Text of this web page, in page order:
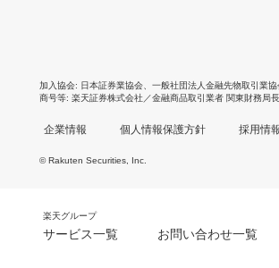
加入協会 日本証券業協会 一般社団法人金融先物取引業協
商号等 楽天証券株式会社／金融商品取引業者 関東財務局
企業情報 個人情報保護方針 採用情
© Rakuten Securities, Inc.
楽天グループ
サービス一覧 お問い合わせ一覧